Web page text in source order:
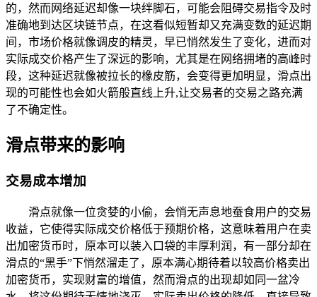
的，然而网络延迟却像一块绊脚石，可能会阻碍交易指令及时
准确地到达区块链节点，在这看似短暂却又充满变数的延迟期
间，市场价格就像调皮的精灵，早已悄然发生了变化，进而对
实际成交价格产生了深远的影响，尤其是在网络拥堵的高峰时
段，这种延迟就像被拉长的橡皮筋，会变得更加明显，滑点出
现的可能性也会如火箭般直线上升,让交易者的交易之路充满
了不确定性。
滑点带来的影响
交易成本增加
滑点就像一位贪婪的小偷，会悄无声息地蚕食用户的交易
收益，它使得实际成交价格低于预期价格，这意味着用户在卖
出加密货币时，原本可以装入口袋的丰厚利润，有一部分却在
滑点的“黑手”下悄然溜走了，原本满心期待着以较高价格卖出
加密货币，实现财富的增值，然而滑点的出现却如同一盆冷